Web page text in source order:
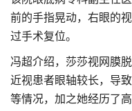
前的手指晃动，右眼的
过手术复位。
冯超介绍，莎莎视网膜
近视患者眼轴较长，导
等情况，加之她经历了